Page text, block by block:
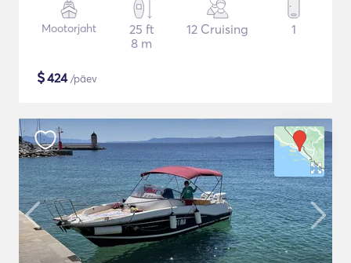
Mootorjaht
25 ft
8 m
12 Cruising 1
$424/päev